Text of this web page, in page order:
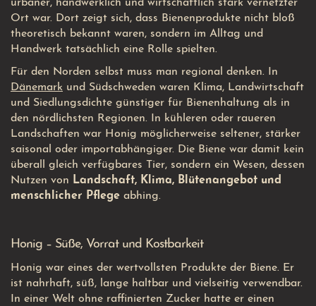
urbaner, handwerklich und wirtschaftlich stark vernetzter
Ort war. Dort zeigt sich, dass Bienenprodukte nicht bloß
theoretisch bekannt waren, sondern im Alltag und
Handwerk tatsächlich eine Rolle spielten.
Für den Norden selbst muss man regional denken. In
Dänemark und Südschweden waren Klima, Landwirtschaft
und Siedlungsdichte günstiger für Bienenhaltung als in
den nördlichsten Regionen. In kühleren oder raueren
Landschaften war Honig möglicherweise seltener, stärker
saisonal oder importabhängiger. Die Biene war damit kein
überall gleich verfügbares Tier, sondern ein Wesen, dessen
Nutzen von Landschaft, Klima, Blütenangebot und
menschlicher Pflege abhing.
Honig – Süße, Vorrat und Kostbarkeit
Honig war eines der wertvollsten Produkte der Biene. Er
ist nahrhaft, süß, lange haltbar und vielseitig verwendbar.
In einer Welt ohne raffinierten Zucker hatte er einen